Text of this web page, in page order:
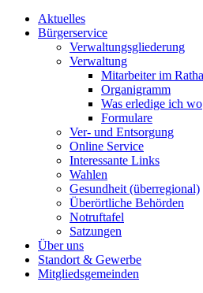
Aktuelles
Bürgerservice
Verwaltungsgliederung
Verwaltung
Mitarbeiter im
Organigramm
Was erledige ich wo
Formulare
Ver- und Entsorgung
Online Service
Interessante Links
Wahlen
Gesundheit (überregional)
Überörtliche Behörden
Notruftafel
Satzungen
Über uns
Standort & Gewerbe
Mitgliedsgemeinden